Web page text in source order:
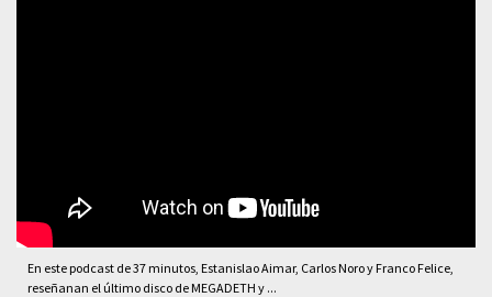
En este podcast de 37 minutos, Estanislao Aimar, Carlos Noro y Franco Felice,
reseñanan el último disco de MEGADETH y ...